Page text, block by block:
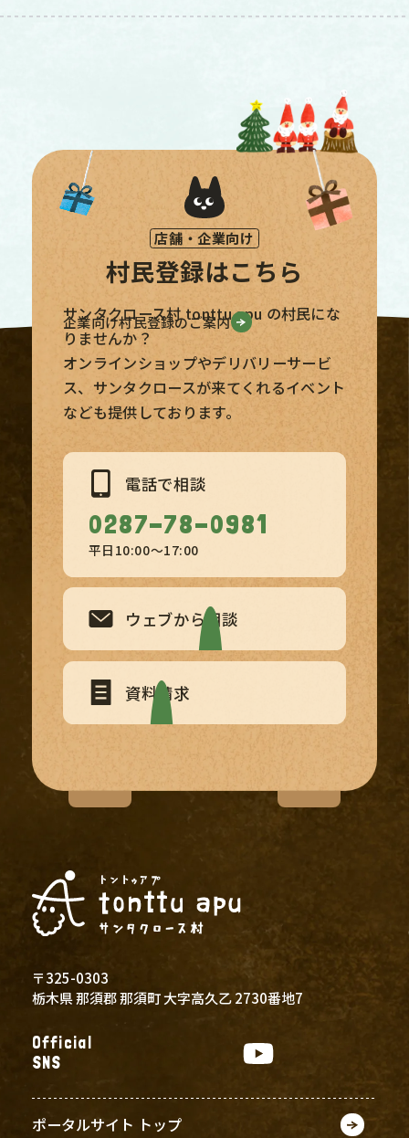
村民登録はこちら
企業向け村民登録のご案内
サンタクロース村 tonttu apu の村民にな
りませんか？
オンラインショップやデリバリーサービ
ス、サンタクロースが来てくれるイベント
なども提供しております。
電話で相談
0287-78-0981
平日10:00〜17:00
ウェブから相談
資料請求
〒325-0303
栃木県 那須郡 那須町 大字高久乙 2730番地7
Official
SNS
ポータルサイト トップ